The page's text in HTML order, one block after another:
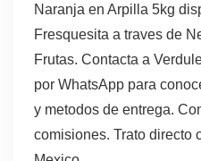
Naranja en Arpilla 5kg
Fresquesita a traves de
Frutas. Contacta a
por WhatsApp para
y metodos de entrega.
comisiones. Trato directo